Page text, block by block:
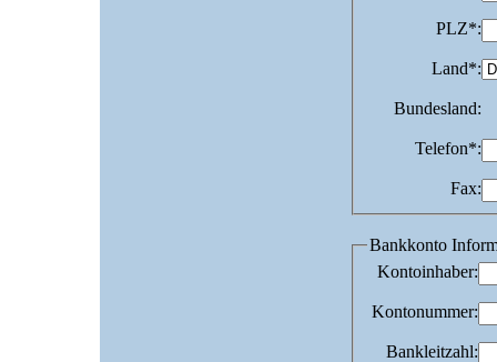
PLZ*:
Land*:
Bundesland:
Telefon*:
Fax:
Bankkonto
Kontoinhaber:
Kontonummer:
Bankleitzahl: